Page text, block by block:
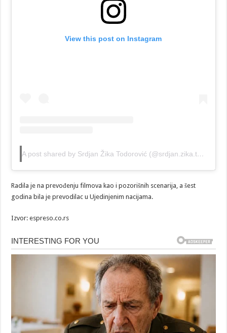
View this post on Instagram
A post shared by Srdjan Žika Todorović (@srdjan.zika.todorovic)
Radila je na prevođenju filmova kao i pozorišnih scenarija, a šest
godina bila je prevodilac u Ujedinjenim nacijama.
Izvor: espreso.co.rs